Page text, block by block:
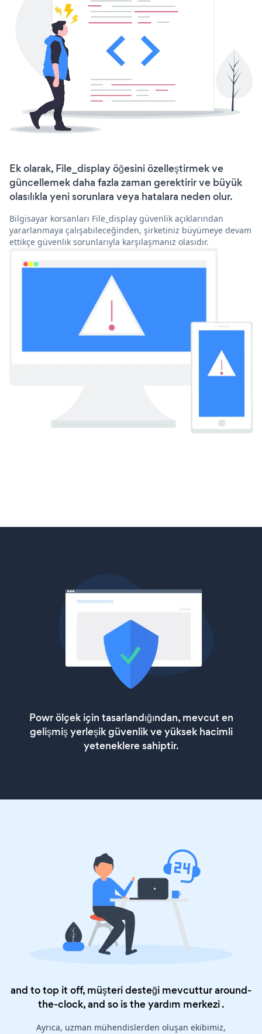
Ek olarak, File_display öğesini özelleştirmek ve
güncellemek daha fazla zaman gerektirir ve büyük
olasılıkla yeni sorunlara veya hatalara neden olur.
Bilgisayar korsanları File_display güvenlik açıklarından
yararlanmaya çalışabileceğinden, şirketiniz büyümeye devam
ettikçe güvenlik sorunlarıyla karşılaşmanız olasıdır.
Powr ölçek için tasarlandığından, mevcut en
gelişmiş yerleşik güvenlik ve yüksek hacimli
yeteneklere sahiptir.
and to top it off, müşteri desteği mevcuttur around-
the-clock, and so is theyardım merkezi.
Ayrıca, uzman mühendislerden oluşan ekibimiz,